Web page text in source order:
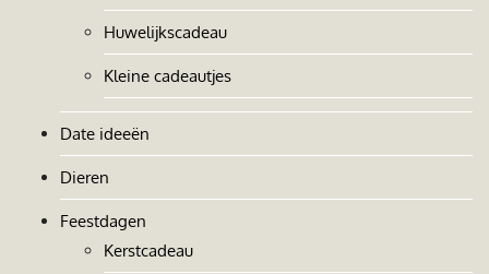
Huwelijkscadeau
Kleine cadeautjes
Date ideeën
Dieren
Feestdagen
Kerstcadeau